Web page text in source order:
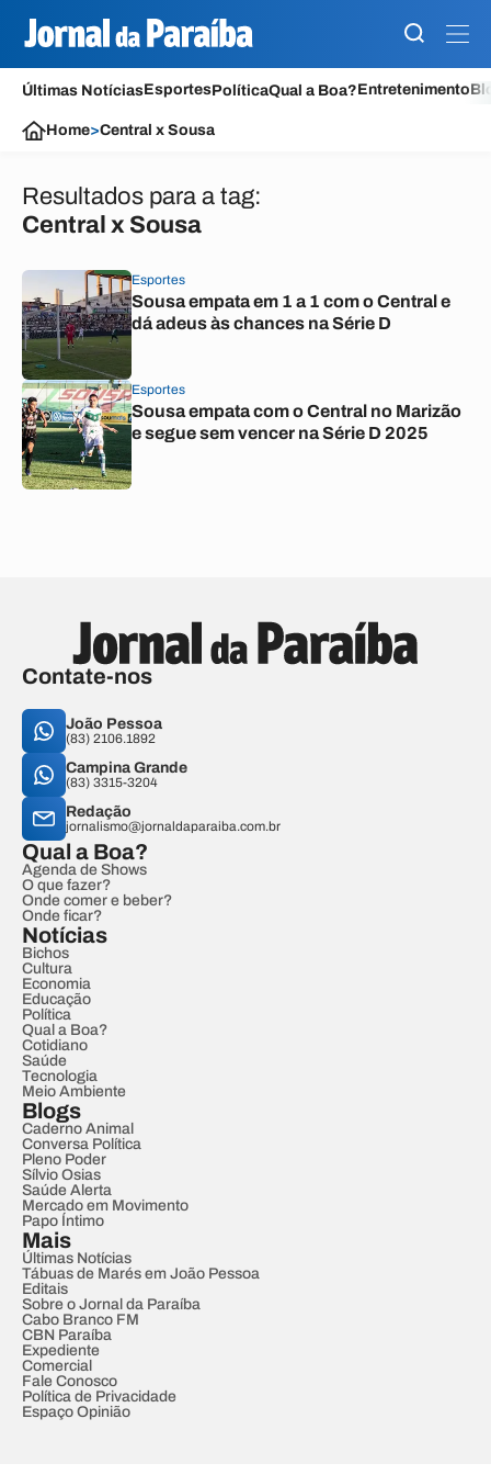
Últimas NotíciasEsportesPolíticaQual a Boa?Entretenimento
Home>Central x Sousa
Resultados para a tag:
Central x Sousa
Esportes
Sousa empata em 1 a 1 com o Central e
dá adeus às chances na Série D
Esportes
Sousa empata com o Central no Marizão
e segue sem vencer na Série D 2025
Contate-nos
João Pessoa
(83) 2106.1892
Campina Grande
(83) 3315-3204
Redação
jornalismo@jornaldaparaiba.com.br
Qual a Boa?
Agenda de Shows
O que fazer?
Onde comer e beber?
Onde ficar?
Notícias
Bichos
Cultura
Economia
Educação
Política
Qual a Boa?
Cotidiano
Saúde
Tecnologia
Meio Ambiente
Blogs
Caderno Animal
Conversa Política
Pleno Poder
Sílvio Osias
Saúde Alerta
Mercado em Movimento
Papo Íntimo
Mais
Últimas Notícias
Tábuas de Marés em João Pessoa
Editais
Sobre o Jornal da Paraíba
Cabo Branco FM
CBN Paraíba
Expediente
Comercial
Fale Conosco
Política de Privacidade
Espaço Opinião